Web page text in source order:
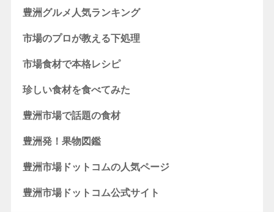
豊洲グルメ人気ランキング
市場のプロが教える下処理
市場食材で本格レシピ
珍しい食材を食べてみた
豊洲市場で話題の食材
豊洲発！果物図鑑
豊洲市場ドットコムの人気ページ
豊洲市場ドットコム公式サイト